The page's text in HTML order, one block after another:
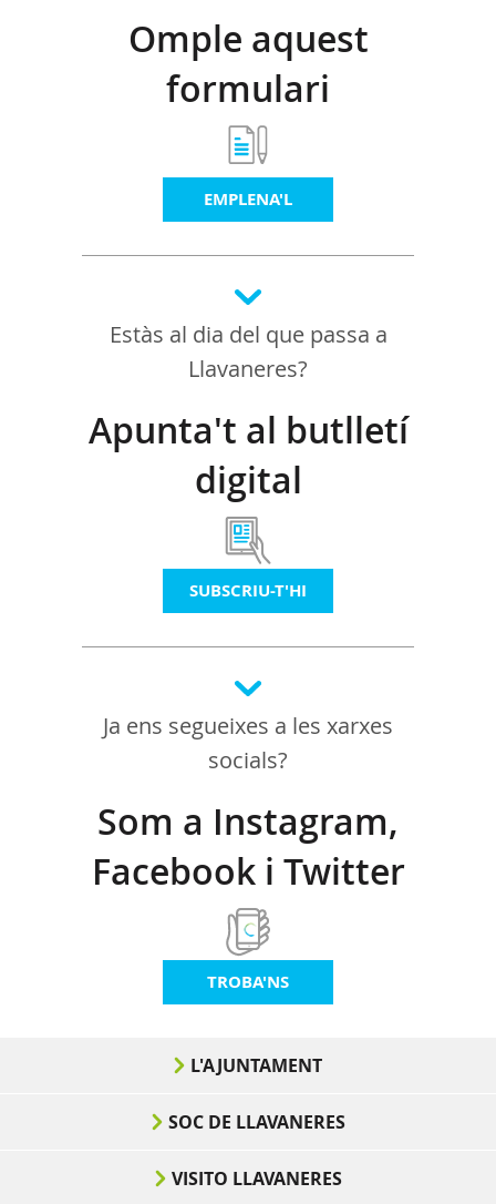
Omple aquest
formulari
EMPLENA'L
Estàs al dia del que passa a
Llavaneres?
Apunta't al butlletí
digital
SUBSCRIU-T'HI
Ja ens segueixes a les xarxes
socials?
Som a Instagram,
Facebook i Twitter
TROBA'NS
L'AJUNTAMENT
SOC DE LLAVANERES
VISITO LLAVANERES